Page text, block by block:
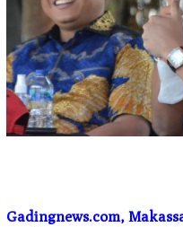
Gadingnews.com,